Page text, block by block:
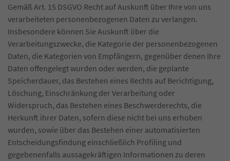
Gemäß Art. 15 DSGVO Recht auf Auskunft über Ihre von uns
verarbeiteten personenbezogenen Daten zu verlangen.
Insbesondere können Sie Auskunft über die
Verarbeitungszwecke, die Kategorie der personenbezogenen
Daten, die Kategorien von Empfängern, gegenüber denen Ihre
Daten offengelegt wurden oder werden, die geplante
Speicherdauer, das Bestehen eines Rechts auf Berichtigung,
Löschung, Einschränkung der Verarbeitung oder
Widerspruch, das Bestehen eines Beschwerderechts, die
Herkunft ihrer Daten, sofern diese nicht bei uns erhoben
wurden, sowie über das Bestehen einer automatisierten
Entscheidungsfindung einschließlich Profiling und
gegebenenfalls aussagekräftigen Informationen zu deren